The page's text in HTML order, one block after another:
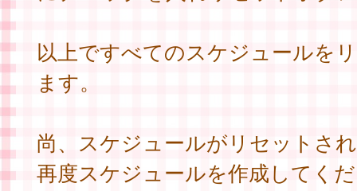
以上ですべてのスケジュールを
ます。
尚、スケジュールがリセットさ
再度スケジュールを作成してく